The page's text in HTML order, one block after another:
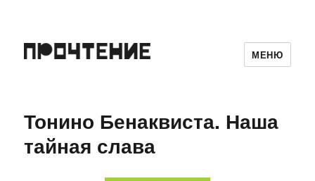
МЕНЮ
Тонино Бенаквиста. Наша
тайная слава